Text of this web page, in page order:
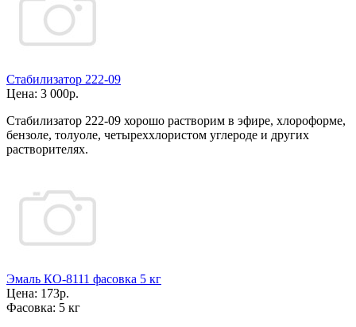
Стабилизатор 222-09
Цена: 3 000р.
Стабилизатор 222-09 хорошо растворим в эфире, хлороформе,
бензоле, толуоле, четыреххлористом углероде и других
растворителях.
Эмаль КО-8111 фасовка 5 кг
Цена: 173р.
Фасовка: 5 кг